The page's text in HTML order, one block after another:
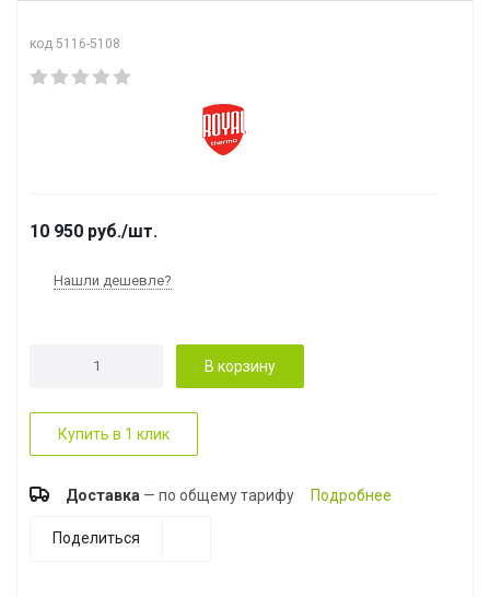
код 5116-5108
10 950 руб./шт.
Нашли дешевле?
В корзину
Купить в 1 клик
Доставка — по общему тарифу Подробнее
Поделиться